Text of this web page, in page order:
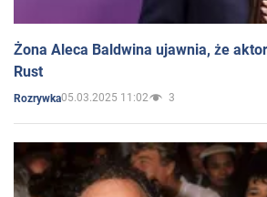
Żona Aleca Baldwina ujawnia, że
Rust
Rozrywka05.03.2025 11:02 3